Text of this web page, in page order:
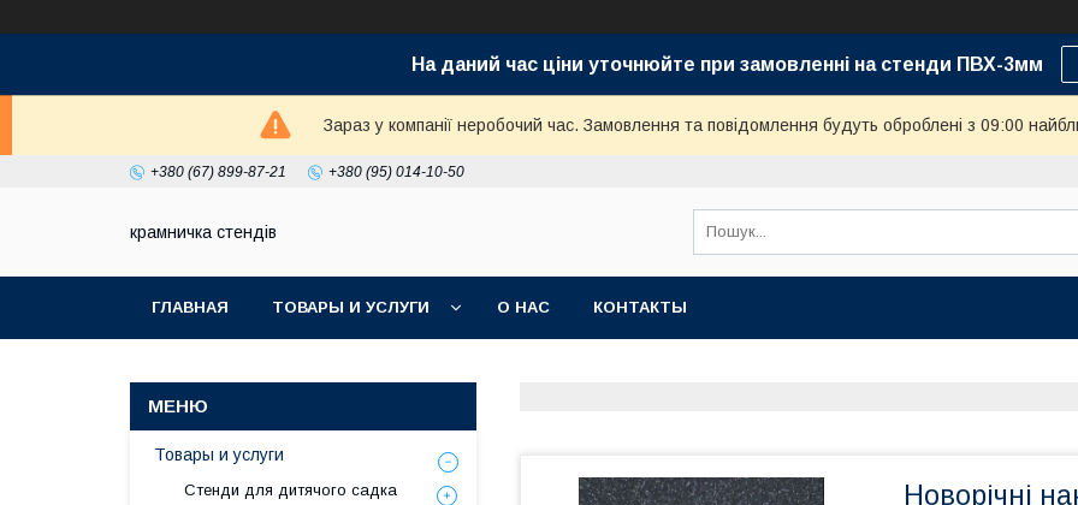
На даний час ціни уточнюйте при замовленні на стенди ПВХ-3мм
Зараз у компанії неробочий час. Замовлення та повідомлення будуть оброблені з 09:00
+380 (67) 899-87-21 +380 (95) 014-10-50
крамничка стендів
ГЛАВНАЯ ТОВАРЫ И УСЛУГИ О НАС КОНТАКТЫ
Новорічні
Товары и услуги
Стенди для дитячого садка